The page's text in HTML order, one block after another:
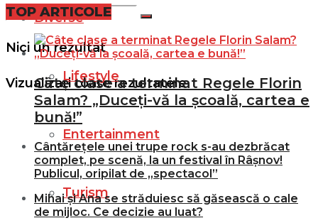
Nici un rezultat
Vizualizați toate rezultatele
Diverse
Lifestyle
Entertainment
Turism
TOP ARTICOLE
Câte clase a terminat Regele Florin
Salam? „Duceți-vă la școală, cartea e
bună!”
Cântărețele unei trupe rock s-au dezbrăcat
complet, pe scenă, la un festival în Râșnov!
Publicul, oripilat de „spectacol”
Mihai și Ana se străduiesc să găsească o cale
de mijloc. Ce decizie au luat?